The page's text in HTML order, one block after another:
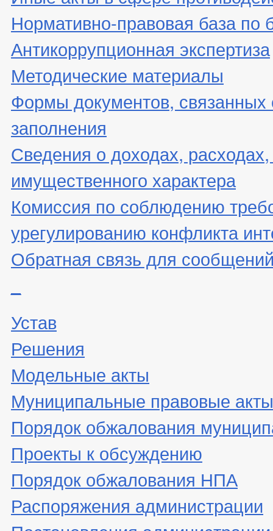
Нормативно-правовая база по
Антикоррупционная экспертиза
Методические материалы
Формы документов, связанных
заполнения
Сведения о доходах,
имущественного характера
Комиссия по соблюдению
урегулированию конфликта
Обратная связь для
Устав
Решения
Модельные акты
Муниципальные правовые акты
Порядок обжалования
Проекты к обсуждению
Порядок обжалования НПА
Распоряжения администрации